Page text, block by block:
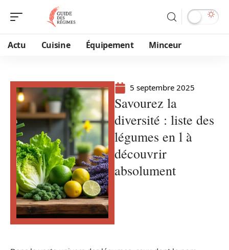
Actu Cuisine Équipement Minceur
5 septembre 2025
Savourez la
diversité : liste des
légumes en l à
découvrir
absolument